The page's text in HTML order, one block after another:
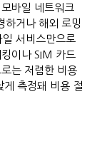
바일 네트워크
하거나 해외 로밍
서비스만으로
이나 SIM 카드
는 저렴한 비용
게 측정돼 비용 절